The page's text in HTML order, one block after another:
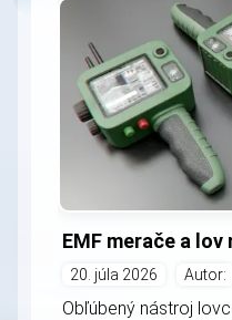
EMF merače a lov
20. júla 2026 Autor:
Obľúbený nástroj